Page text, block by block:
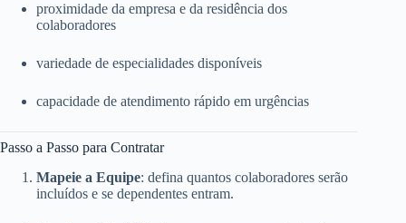
proximidade da empresa e da residência dos
colaboradores
variedade de especialidades disponíveis
capacidade de atendimento rápido em urgências
Passo a Passo para Contratar
Mapeie a Equipe: defina quantos colaboradores serão
incluídos e se dependentes entram.